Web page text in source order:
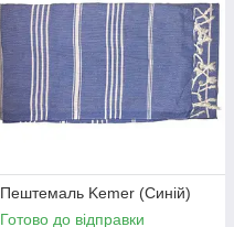
Пештемаль Kemer (Синій)
Готово до відправки